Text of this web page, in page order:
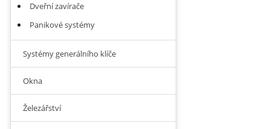
Dveřní zavírače
Panikové systémy
Systémy generálního klíče
Okna
Železářství